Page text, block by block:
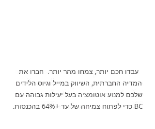
עבדו חכם יותר, צמחו מהר יותר.  חברו את
המדיה החברתית, השיווק במייל וגיוס הלידים
שלכם למנוע אוטומציה בעל יעילות גבוהה עם
BC כדי לפתוח צמיחה של עד +64% בהכנסות.